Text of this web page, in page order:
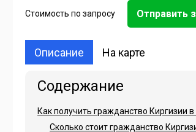
Стоимость по запросу Отправить
Описание На карте
Как получить гражданство Киргизии в
Сколько стоит гражданство